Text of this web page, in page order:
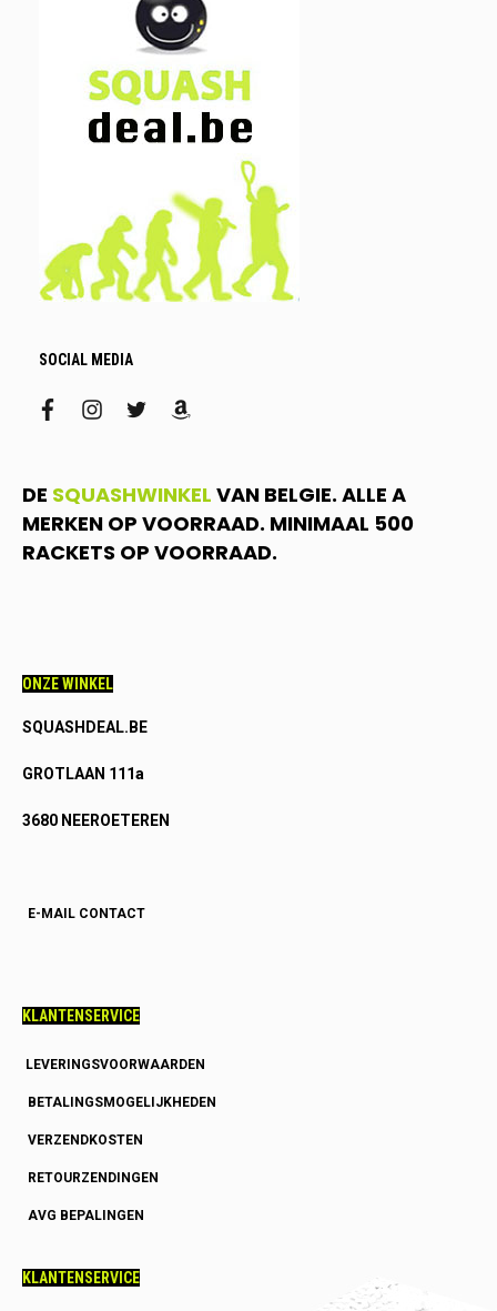
SOCIAL MEDIA
facebookinstagram
twitteramazon
DE SQUASHWINKEL VAN BELGIE. ALLE A
MERKEN OP VOORRAAD. MINIMAAL 500
RACKETS OP VOORRAAD.
ONZE WINKEL
SQUASHDEAL.BE
GROTLAAN 111a
3680 NEEROETEREN
E-MAIL CONTACT
KLANTENSERVICE
LEVERINGSVOORWAARDEN
BETALINGSMOGELIJKHEDEN
VERZENDKOSTEN
RETOURZENDINGEN
AVG BEPALINGEN
KLANTENSERVICE